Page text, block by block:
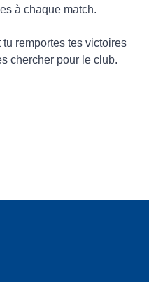
à chaque match.
remportes tes victoires
chercher pour le club.